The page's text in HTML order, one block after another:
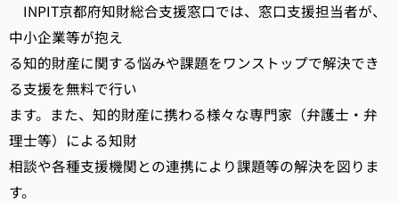
INPIT京都府知財総合支援窓口では、窓口支援担当者が、
中小企業等が抱え
る知的財産に関する悩みや課題をワンストップで解決でき
る支援を無料で行い
ます。また、知的財産に携わる様々な専門家（弁護士・弁
理士等）による知財
相談や各種支援機関との連携により課題等の解決を図りま
す。